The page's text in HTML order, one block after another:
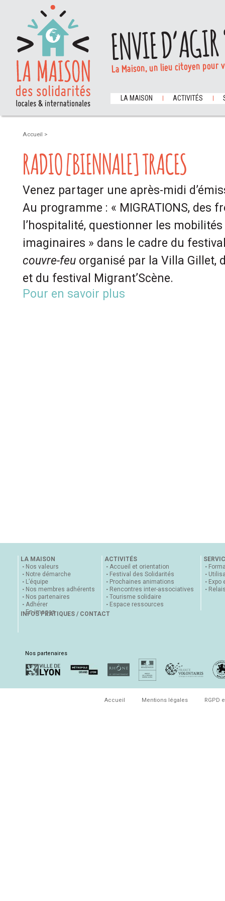
ENVIE
La Maison, un lieu citoyen
LA MAISON ACTIVITÉS
Accueil >
RADIO [BIENNALE] TRACES
Venez partager une après-midi
Au programme : « MIGRATIONS, des
l’hospitalité, questionner les
imaginaires » dans le cadre du
couvre-feu organisé par la Villa Gillet,
et du festival Migrant’Scène.
Pour en savoir plus
LA MAISON
Nos valeurs
Notre démarche
L’équipe
Nos membres adhérents
Nos partenaires
Adhérer
En images
ACTIVITÉS
Accueil et orientation
Festival des Solidarités
Prochaines animations
Rencontres inter-associatives
Tourisme solidaire
Espace ressources
Expo
INFOS PRATIQUES / CONTACT
Nos partenaires
Accueil Mentions légales RGPD